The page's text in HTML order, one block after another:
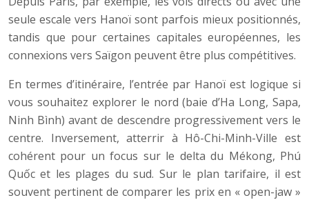
seule escale vers Hanoï sont parfois mieux positionnés,
tandis que pour certaines capitales européennes, les
connexions vers Saïgon peuvent être plus compétitives.
En termes d’itinéraire, l’entrée par Hanoï est logique si
vous souhaitez explorer le nord (baie d’Ha Long, Sapa,
Ninh Bình) avant de descendre progressivement vers le
centre. Inversement, atterrir à Hô-Chi-Minh-Ville est
cohérent pour un focus sur le delta du Mékong, Phú
Quốc et les plages du sud. Sur le plan tarifaire, il est
souvent pertinent de comparer les prix en « open-jaw »